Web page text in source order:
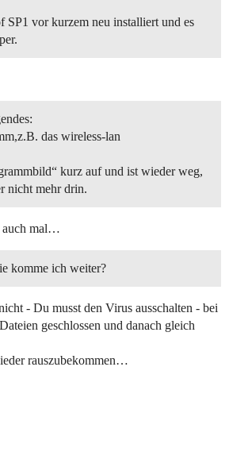
SP1 vor kurzem neu installiert und es
das wireless-lan
kurz auf und ist wieder weg,
nicht mehr drin.
auch mal…
komme ich weiter?
- Du musst den Virus ausschalten - bei
geschlossen und danach gleich
rauszubekommen…